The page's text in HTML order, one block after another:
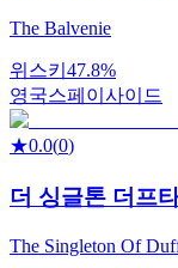
The Balvenie
위스키 47.8%
영국스페이사이드
★0.0(0)
더 싱글톤 더프
The Singleton Of